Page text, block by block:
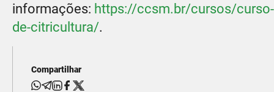
informações: https://ccsm.br/cursos/curso-
de-citricultura/.
Compartilhar